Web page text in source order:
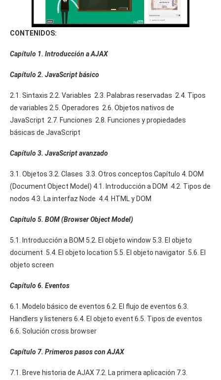
CONTENIDOS:
Capítulo 1. Introducción a AJAX
Capítulo 2. JavaScript básico
2.1. Sintaxis 2.2. Variables 2.3. Palabras reservadas 2.4. Tipos
de variables 2.5. Operadores 2.6. Objetos nativos de
JavaScript 2.7. Funciones 2.8. Funciones y propiedades
básicas de JavaScript
Capítulo 3. JavaScript avanzado
3.1. Objetos 3.2. Clases 3.3. Otros conceptos Capítulo 4. DOM
(Document Object Model) 4.1. Introducción a DOM 4.2. Tipos de
nodos 4.3. La interfaz Node 4.4. HTML y DOM
Capítulo 5. BOM (Browser Object Model)
5.1. Introducción a BOM 5.2. El objeto window 5.3. El objeto
document 5.4. El objeto location 5.5. El objeto navigator 5.6. El
objeto screen
Capítulo 6. Eventos
6.1. Modelo básico de eventos 6.2. El flujo de eventos 6.3.
Handlers y listeners 6.4. El objeto event 6.5. Tipos de eventos
6.6. Solución cross browser
Capítulo 7. Primeros pasos con AJAX
7.1. Breve historia de AJAX 7.2. La primera aplicación 7.3.